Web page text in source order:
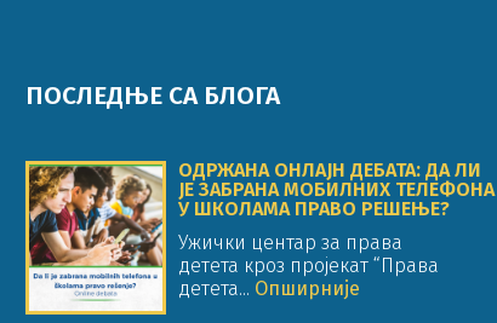
ПОСЛЕДЊЕ СА БЛОГА
ОДРЖАНА ОНЛАЈН ДЕБАТА: ДА ЛИ
ЈЕ ЗАБРАНА МОБИЛНИХ ТЕЛЕФОНА
У ШКОЛАМА ПРАВО РЕШЕЊЕ?
Ужички центар за права
детета кроз пројекат “Права
детета... Опширније